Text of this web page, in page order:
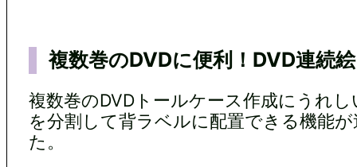
複数巻のDVDに便利！DVD連続
複数巻のDVDトールケース作成にうれし
を分割して背ラベルに配置できる機能
た。